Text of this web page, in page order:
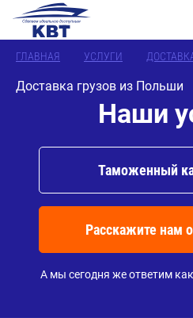
ГЛАВНАЯ УСЛУГИ
Доставка грузов из Польши
Наши
Таможенный
Расскажите нам
А мы сегодня же ответим